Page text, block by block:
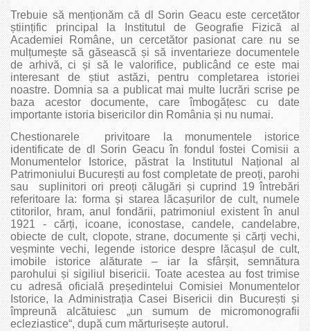
Trebuie să menționăm că dl Sorin Geacu este cercetător
științific principal la Institutul de Geografie Fizică al
Academiei Române, un cercetător pasionat care nu se
mulțumește să găsească și să inventarieze documentele
de arhivă, ci și să le valorifice, publicând ce este mai
interesant de știut astăzi, pentru completarea istoriei
noastre. Domnia sa a publicat mai multe lucrări scrise pe
baza acestor documente, care îmbogățesc cu date
importante istoria bisericilor din România și nu numai.
Chestionarele privitoare la monumentele istorice
identificate de dl Sorin Geacu în fondul fostei Comisii a
Monumentelor Istorice, păstrat la Institutul Național al
Patrimoniului București au fost completate de preoți, parohi
sau suplinitori ori preoți călugări și cuprind 19 întrebări
referitoare la: forma și starea lăcașurilor de cult, numele
ctitorilor, hram, anul fondării, patrimoniul existent în anul
1921 ‑ cărți, icoane, iconostase, candele, candelabre,
obiecte de cult, clopote, strane, documente și cărți vechi,
veșminte vechi, legende istorice despre lăcașul de cult,
imobile istorice alăturate – iar la sfârșit, semnătura
parohului și sigiliul bisericii. Toate acestea au fost trimise
cu adresă oficială președintelui Comisiei Monumentelor
Istorice, la Administrația Casei Bisericii din București și
împreună alcătuiesc „un sumum de micromonografii
ecleziastice“, după cum mărturisește autorul.